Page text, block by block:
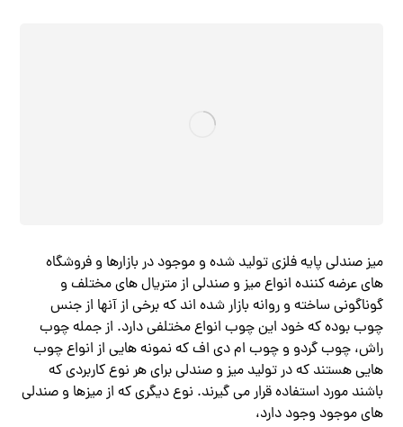
میز صندلی پایه فلزی تولید شده و موجود در بازارها و فروشگاه
‌های عرضه کننده انواع میز و صندلی از متریال های مختلف و
گوناگونی ساخته و روانه بازار شده اند که برخی از آنها از جنس
چوب بوده که خود این چوب انواع مختلفی دارد. از جمله چوب
راش، چوب گردو و چوب ام دی اف که نمونه هایی از انواع چوب
هایی هستند که در تولید میز و صندلی برای هر نوع کاربردی که
باشند مورد استفاده قرار می گیرند. نوع دیگری که از میزها و صندلی
های موجود وجود دارد،